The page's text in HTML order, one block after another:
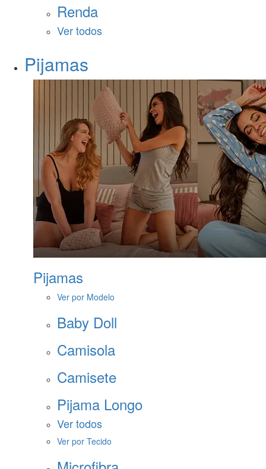
Renda
Ver todos
Pijamas
Pijamas
Ver por Modelo
Baby Doll
Camisola
Camisete
Pijama Longo
Ver todos
Ver por Tecido